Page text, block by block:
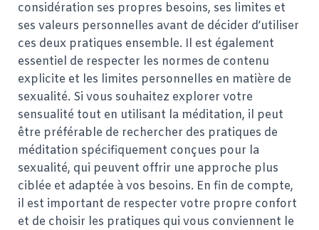
considération ses propres besoins, ses limites et
ses valeurs personnelles avant de décider d’utiliser
ces deux pratiques ensemble. Il est également
essentiel de respecter les normes de contenu
explicite et les limites personnelles en matière de
sexualité. Si vous souhaitez explorer votre
sensualité tout en utilisant la méditation, il peut
être préférable de rechercher des pratiques de
méditation spécifiquement conçues pour la
sexualité, qui peuvent offrir une approche plus
ciblée et adaptée à vos besoins. En fin de compte,
il est important de respecter votre propre confort
et de choisir les pratiques qui vous conviennent le